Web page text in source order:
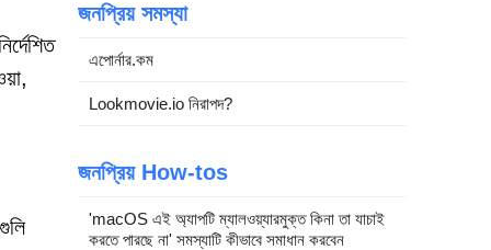
জনপ্রিয় সমস্যা
এপোর্নার.কম
Lookmovie.io নিরাপদ?
জনপ্রিয় How-tos
'macOS এই অ্যাপটি ম্যালওয়্যারমুক্ত কিনা তা যাচাই
করতে পারছে না' সমস্যাটি কীভাবে সমাধান করবেন